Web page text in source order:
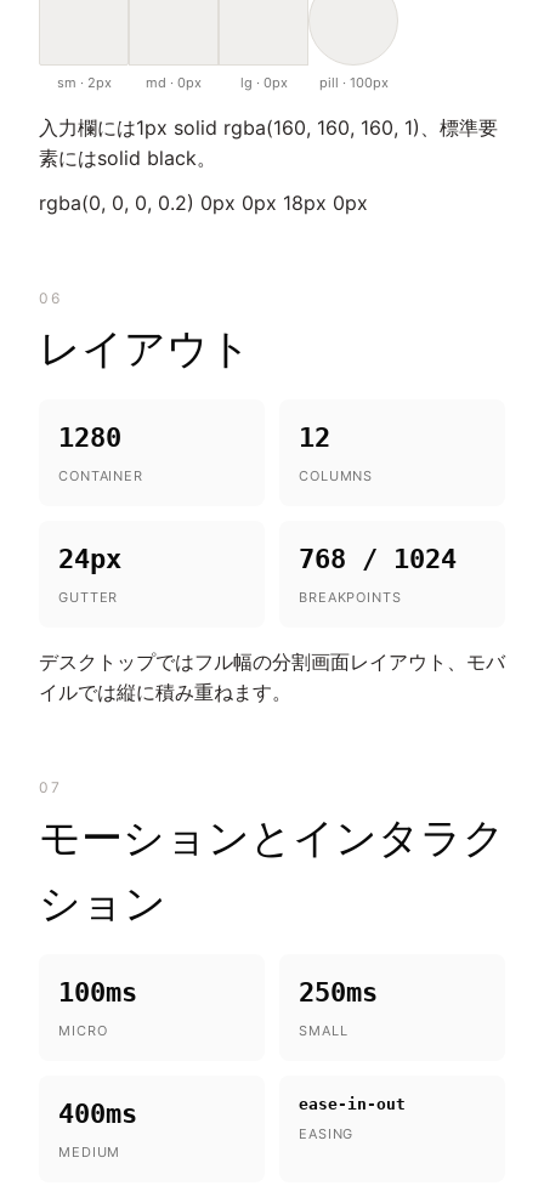
sm · 2px md · 0px lg · 0px pill · 100px
入力欄には1px solid rgba(160, 160, 160, 1)、標準要
素にはsolid black。
rgba(0, 0, 0, 0.2) 0px 0px 18px 0px
06
レイアウト
1280
CONTAINER
12
COLUMNS
24px
GUTTER
768 / 1024
BREAKPOINTS
デスクトップではフル幅の分割画面レイアウト、モバ
イルでは縦に積み重ねます。
07
モーションとインタラク
ション
100ms
MICRO
250ms
SMALL
400ms
MEDIUM
ease-in-out
EASING